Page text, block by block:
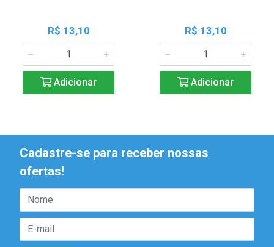
R$ 13,10
Adicionar
R$ 13,10
Adicionar
Cadastre-se para receber nossas
ofertas!